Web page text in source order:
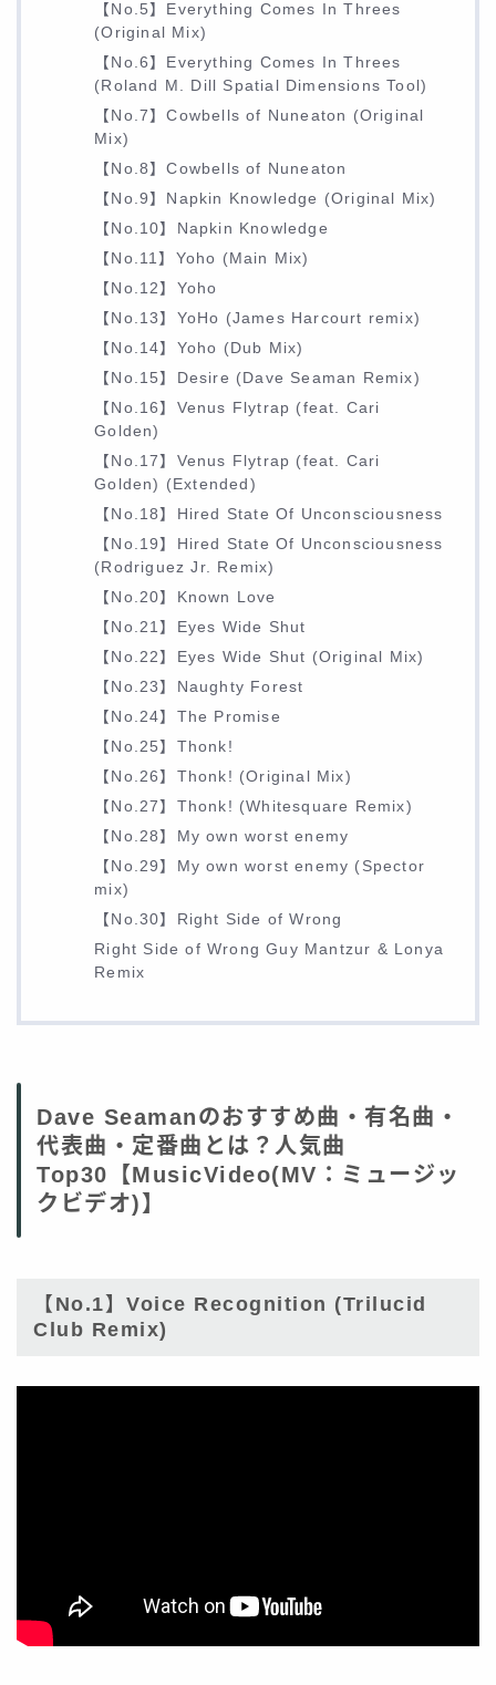
【No.5】Everything Comes In Threes
(Original Mix)
【No.6】Everything Comes In Threes
(Roland M. Dill Spatial Dimensions Tool)
【No.7】Cowbells of Nuneaton (Original
Mix)
【No.8】Cowbells of Nuneaton
【No.9】Napkin Knowledge (Original Mix)
【No.10】Napkin Knowledge
【No.11】Yoho (Main Mix)
【No.12】Yoho
【No.13】YoHo (James Harcourt remix)
【No.14】Yoho (Dub Mix)
【No.15】Desire (Dave Seaman Remix)
【No.16】Venus Flytrap (feat. Cari
Golden)
【No.17】Venus Flytrap (feat. Cari
Golden) (Extended)
【No.18】Hired State Of Unconsciousness
【No.19】Hired State Of Unconsciousness
(Rodriguez Jr. Remix)
【No.20】Known Love
【No.21】Eyes Wide Shut
【No.22】Eyes Wide Shut (Original Mix)
【No.23】Naughty Forest
【No.24】The Promise
【No.25】Thonk!
【No.26】Thonk! (Original Mix)
【No.27】Thonk! (Whitesquare Remix)
【No.28】My own worst enemy
【No.29】My own worst enemy (Spector
mix)
【No.30】Right Side of Wrong
Right Side of Wrong Guy Mantzur & Lonya
Remix
Dave Seamanのおすすめ曲・有名曲・
代表曲・定番曲とは？人気曲
Top30【MusicVideo(MV：ミュージッ
クビデオ)】
【No.1】Voice Recognition (Trilucid
Club Remix)